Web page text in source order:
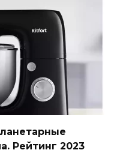
Рейтинг 2023